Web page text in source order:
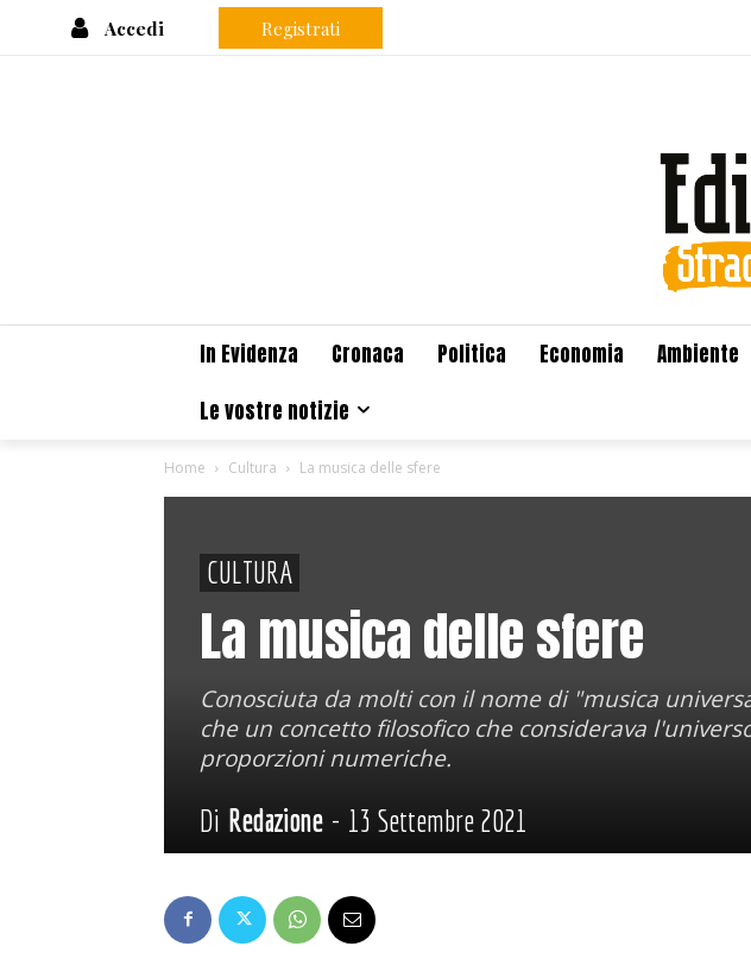
Accedi Registrati
In Evidenza Cronaca Politica Economia Ambiente
Le vostre notizie
Home Cultura La musica delle sfere
CULTURA
La musica delle sfere
Conosciuta da molti con il nome di "musica
che un concetto filosofico che considerava
proporzioni numeriche.
Di Redazione - 13 Settembre 2021